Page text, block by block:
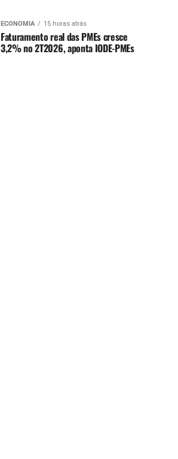
ECONOMIA 15 horas atrás
Faturamento real das PMEs cresce
3,2% no 2T2026, aponta IODE-PMEs